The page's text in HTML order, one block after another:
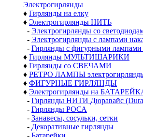
Электро­гирлянды
♦ Гирлянды на елку
♦ Электрогирлянды НИТЬ
- Электрогирлянды со
- Электрогирлянды с лампами
- Гирлянды с фигурными лампами
♦ Гирлянды МУЛЬТИШАРИКИ
♦ Гирлянды со СВЕЧАМИ
♦ РЕТРО ЛАМПЫ
♦ ФИГУРНЫЕ ГИРЛЯНДЫ
♦ Электрогирлянды на
- Гирлянды НИТИ Дюравайс
- Гирлянды РОСА
- Занавесы, сосульки, сетки
- Декоративные гирлянды
- Батарейки